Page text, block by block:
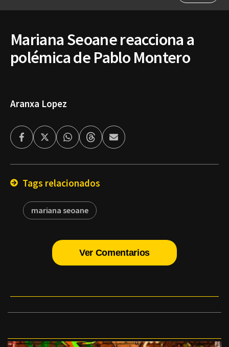
Mariana Seoane reacciona a
polémica de Pablo Montero
Aranxa Lopez
FacebookTwitterWhatsappThreadsEnviar
por
Tags relacionados
mariana seoane
Ver Comentarios